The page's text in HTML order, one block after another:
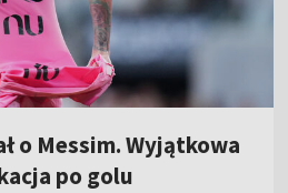
o Messim. Wyjątkowa
po golu